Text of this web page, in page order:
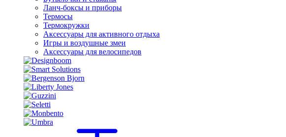
Ланч-боксы и приборы
Термосы
Термокружки
Аксессуары для активного отдыха
Игры и воздушные змеи
Аксессуары для велосипедов